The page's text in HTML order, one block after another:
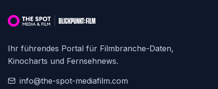
Ihr führendes Portal für Filmbranche-Daten,
Kinocharts und Fernsehnews.
info@the-spot-mediafilm.com